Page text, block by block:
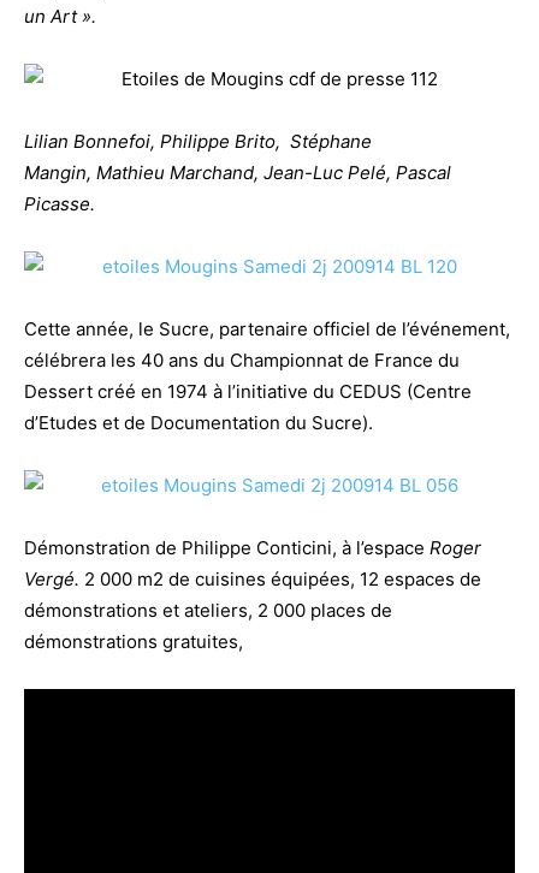
un Art ».
Lilian Bonnefoi, Philippe Brito, Stéphane
Mangin, Mathieu Marchand, Jean-Luc Pelé, Pascal
Picasse.
Cette année, le Sucre, partenaire officiel de l’événement,
célébrera les 40 ans du Championnat de France du
Dessert créé en 1974 à l’initiative du CEDUS (Centre
d’Etudes et de Documentation du Sucre).
Démonstration de Philippe Conticini, à l’espace Roger
Vergé. 2 000 m2 de cuisines équipées, 12 espaces de
démonstrations et ateliers, 2 000 places de
démonstrations gratuites,